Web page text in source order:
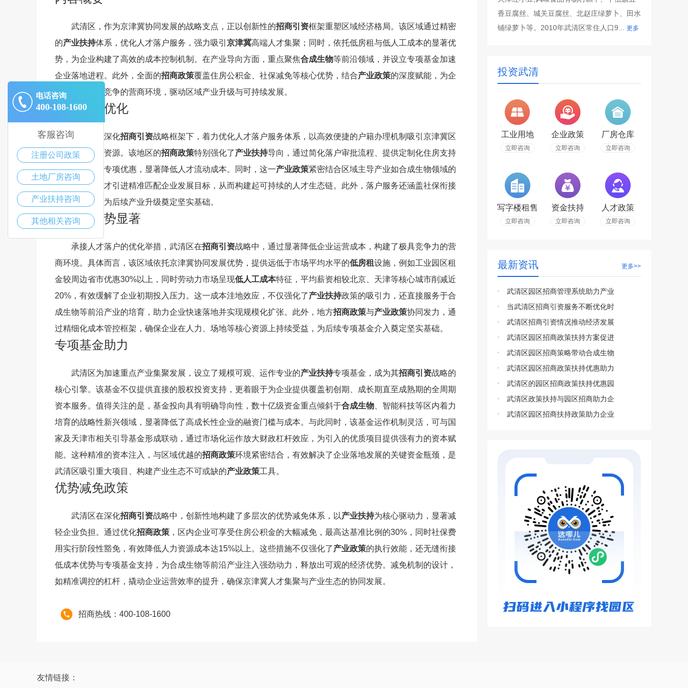
武清区，作为京津冀协同发展的战略支点，正以创新性的招商引资框架重塑区域经济格局。该区域通过精密
的产业扶持体系，优化人才落户服务，强力吸引 京津冀高端人才集聚；同时，依托低房租与低人工成本的显著优
势，为企业构建了高效的成本控制机制。在产业导向方面，重点聚焦合成生物等前沿领域，并设立专项基金加速
企业落地进程。此外，全面的招商政策覆盖住房公积金、社保减免等核心优势，结合产业政策的深度赋能，为企
业打造了高度竞争的营商环境，驱动区域产业升级与可持续发展。
人才落户优化
武清区在深化招商引资战略框架下，着力优化人才落户服务体系，以高效便捷的户籍办理机制吸引京津冀区
域的高端人才资源。该地区的招商政策特别强化了产业扶持导向，通过简化落户审批流程、提供定制化住房支持
及住房公积金 专项优惠，显著降低人才流动成本。同时，这一产业政策紧密结合区域主导产业如合成生物领域的
需求，确保人才引进精准匹配企业发展目标，从而构建起可持续的人才生态链。此外，落户服务还涵盖社保衔接
等配套措施，为后续产业升级奠定坚实基础。
低成本优势显著
承接人才落户的优化举措，武清区在招商引资战略中，通过显著降低企业运营成本，构建了极具竞争力的营
商环境。具体而言，该区域依托京津冀协同发展优势，提供远低于市场平均水平的低房租设施，例如工业园区租
金较周边省市优惠30%以上，同时劳动力市场呈现低人工成本特征，平均薪资相较北京、天津等核心城市削减近
20%，有效缓解了企业初期投入压力。这一成本洼地效应，不仅强化了产业扶持政策的吸引力，还直接服务于合
成生物等前沿产业的培育，助力企业快速落地并实现规模化扩张。此外，地方招商政策与产业政策协同发力，通
过精细化成本管控框架，确保企业在人力、场地等核心资源上持续受益，为后续专项基金介入奠定坚实基础。
专项基金助力
武清区为加速重点产业集聚发展，设立了规模可观、运作专业的产业扶持专项基金，成为其招商引资战略的
核心引擎。该基金不仅提供直接的股权投资支持，更着眼于为企业提供覆盖初创期、成长期直至成熟期的全周期
资本服务。值得关注的是，基金投向具有明确导向性，数十亿级资金重点倾斜于合成生物 、智能科技等区内着力
培育的战略性新兴领域，显著降低了高成长性企业的融资门槛与成本。与此同时，该基金运作机制灵活，可与国
家及天津市相关引导基金形成联动，通过市场化运作放大财政杠杆效应，为引入的优质项目提供强有力的资本赋
能。这种精准的资本注入，与区域优越的招商政策环境紧密结合，有效解决了企业落地发展的关键资金瓶颈，是
武清区吸引重大项目、构建产业生态不可或缺的产业政策工具。
优势减免政策
武清区在深化招商引资战略中，创新性地构建了多层次的优势减免体系，以产业扶持为核心驱动力，显著减
轻企业负担。通过优化招商政策 ，区内企业可享受住房公积金的大幅减免，最高达基准比例的30%，同时社保费
用实行阶段性豁免，有效降低人力资源成本达15%以上。这些措施不仅强化了产业政策的执行效能，还无缝衔接
低成本优势与专项基金支持，为合成生物等前沿产业注入强劲动力，释放出可观的经济优势。减免机制的设计，
如精准调控的杠杆，撬动企业运营效率的提升，确保京津冀人才集聚与产业生态的协同发展。
招商热线：400-108-1600
香豆腐丝、城关豆腐丝、北赵庄绿萝卜、田水
铺绿萝卜等。2010年武清区常住人口9... 更多
投资武清
工业用地
立即咨询
企业政策
立即咨询
厂房仓库
立即咨询
写字楼租售
立即咨询
资金扶持
立即咨询
人才政策
立即咨询
最新资讯 更多>>
武清区园区招商管理系统助力产业
当武清区招商引资服务不断优化时
武清区招商引资情况推动经济发展
武清区园区招商政策扶持方案促进
武清区园区招商策略带动合成生物
武清区园区招商政策扶持优惠助力
武清区的园区招商政策扶持优惠园
武清区政策扶持与园区招商助力企
武清区园区招商扶持政策助力企业
友情链接：
电话咨询
400-108-1600
客服咨询
注册公司政策
土地厂房咨询
产业扶持咨询
其他相关咨询